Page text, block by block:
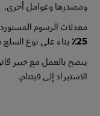
ومصدرها وعوامل أخرى.
معدلات الرسوم
25٪ بناء على نوع
ينصح بالعمل مع خبير
الاستيراد إلى فيتنام.